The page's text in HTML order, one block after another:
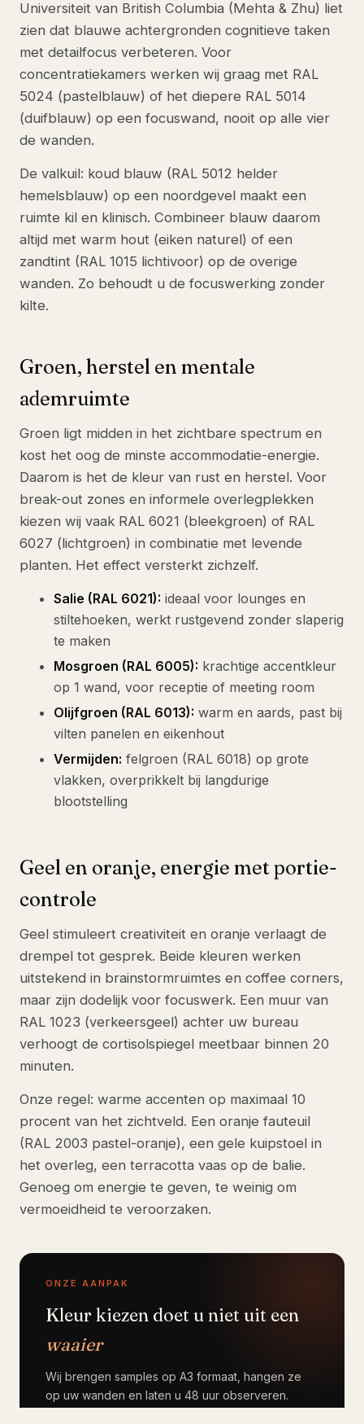
Universiteit van British Columbia (Mehta & Zhu) liet
zien dat blauwe achtergronden cognitieve taken
met detailfocus verbeteren. Voor
concentratiekamers werken wij graag met RAL
5024 (pastelblauw) of het diepere RAL 5014
(duifblauw) op een focuswand, nooit op alle vier
de wanden.
De valkuil: koud blauw (RAL 5012 helder
hemelsblauw) op een noordgevel maakt een
ruimte kil en klinisch. Combineer blauw daarom
altijd met warm hout (eiken naturel) of een
zandtint (RAL 1015 lichtivoor) op de overige
wanden. Zo behoudt u de focuswerking zonder
kilte.
Groen, herstel en mentale
ademruimte
Groen ligt midden in het zichtbare spectrum en
kost het oog de minste accommodatie-energie.
Daarom is het de kleur van rust en herstel. Voor
break-out zones en informele overlegplekken
kiezen wij vaak RAL 6021 (bleekgroen) of RAL
6027 (lichtgroen) in combinatie met levende
planten. Het effect versterkt zichzelf.
Salie (RAL 6021): ideaal voor lounges en
stiltehoeken, werkt rustgevend zonder slaperig
te maken
Mosgroen (RAL 6005): krachtige accentkleur
op 1 wand, voor receptie of meeting room
Olijfgroen (RAL 6013): warm en aards, past bij
vilten panelen en eikenhout
Vermijden: felgroen (RAL 6018) op grote
vlakken, overprikkelt bij langdurige
blootstelling
Geel en oranje, energie met portie-
controle
Geel stimuleert creativiteit en oranje verlaagt de
drempel tot gesprek. Beide kleuren werken
uitstekend in brainstormruimtes en coffee corners,
maar zijn dodelijk voor focuswerk. Een muur van
RAL 1023 (verkeersgeel) achter uw bureau
verhoogt de cortisolspiegel meetbaar binnen 20
minuten.
Onze regel: warme accenten op maximaal 10
procent van het zichtveld. Een oranje fauteuil
(RAL 2003 pastel-oranje), een gele kuipstoel in
het overleg, een terracotta vaas op de balie.
Genoeg om energie te geven, te weinig om
vermoeidheid te veroorzaken.
ONZE AANPAK
Kleur kiezen doet u niet uit een
waaier
Wij brengen samples op A3 formaat, hangen ze
op uw wanden en laten u 48 uur observeren.